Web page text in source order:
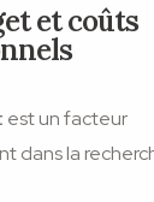
et coûts
est un facteur
dans la